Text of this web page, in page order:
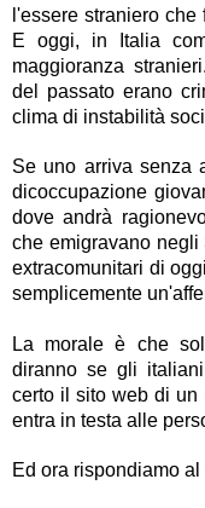
l'essere straniero
E oggi, in Italia
maggioranza
del passato erano
clima di instabilità
Se uno arriva senza
dicoccupazione
dove andrà
che emigravano
extracomunitari di
semplicemente
La morale è che
diranno se gli
certo il sito web di un
entra in testa alle
Ed ora rispondiamo al